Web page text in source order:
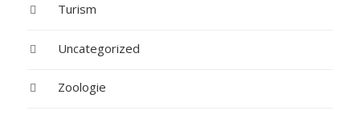
Turism
Uncategorized
Zoologie